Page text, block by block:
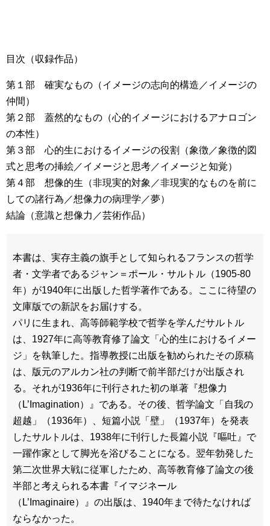
目次（収録作品）
第１部 確実なもの（イメージの志向的構造／イメージの
仲間）
第２部 蓋然的なもの（心的イメージにおけるアナロゴン
の本性）
第３部 心的生におけるイメージの役割（象徴／象徴的図
式と思考の挿絵／イメージと思考／イメージと知覚）
第４部 想像的生（非現実的対象／非現実的なものを前に
しての諸行為／想像力の病理学／夢）
結論（意識と想像力／芸術作品）
本書は、実存主義の旗手として知られるフランスの哲学
者・文学者であるジャン＝ポール・サルトル（1905-80
年）が1940年に出版した哲学著作である。ここに待望の
文庫版での新訳をお届けする。
パリに生まれ、高等師範学校で哲学を学んだサルトル
は、1927年に高等教育修了論文「心的生におけるイメー
ジ」を執筆した。指導教授に出版を勧められたその原稿
は、版元のアルカン社の判断で前半部だけが出版され
る。それが1936年に刊行された初の単著『想像力
（L’Imagination）』である。その後、哲学論文「自我の
超越」（1936年）、短篇小説「壁」（1937年）を発表
したサルトルは、1938年に刊行した長篇小説『嘔吐』で
一躍作家として脚光を浴びることになる。翌年勃発した
第二次世界大戦に従軍したため、高等教育修了論文の後
半部と考えられる本書『イマジネール
（L’Imaginaire）』の出版は、1940年まで待たなければ
ならなかった。